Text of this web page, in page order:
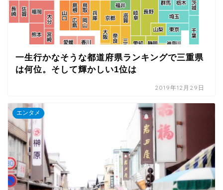
一生行かなそうな都道府県ランキングで三重県
は何位。そして輝かしい1位は
2019年12月29日
エンタメ